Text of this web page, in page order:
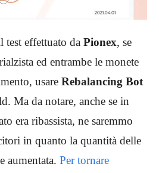
test effettuato da Pionex, se
ed entrambe le monete
usare Rebalancing Bot
Ma da notare, anche se in
era ribassista, ne saremmo
in quanto la quantità delle
aumentata. Per tornare